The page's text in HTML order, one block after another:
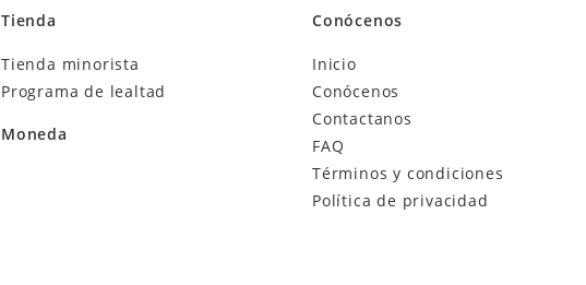
Tienda
Tienda minorista
Programa de lealtad
Moneda
Conócenos
Inicio
Conócenos
Contactanos
FAQ
Términos y condiciones
Política de privacidad